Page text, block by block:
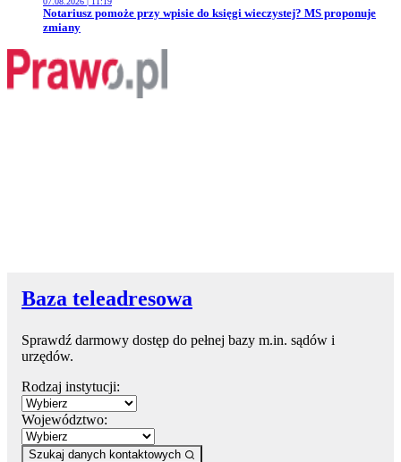
Przejdź do artykułu:
Notariusz pomoże przy wpisie do księgi wieczystej? MS proponuje
zmiany
Baza teleadresowa
Sprawdź darmowy dostęp do pełnej bazy m.in. sądów i
urzędów.
Rodzaj instytucji:
Województwo:
Szukaj danych kontaktowych